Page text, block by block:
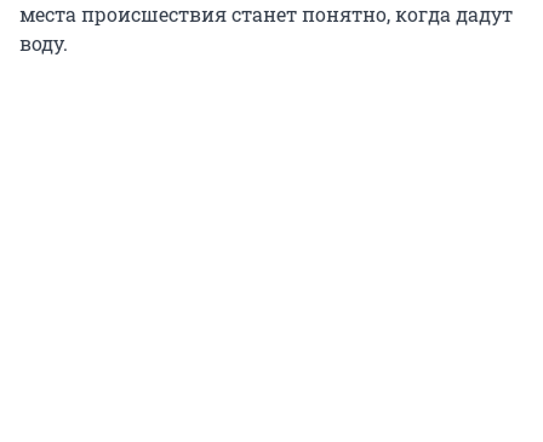
места происшествия станет понятно, когда дадут
воду.